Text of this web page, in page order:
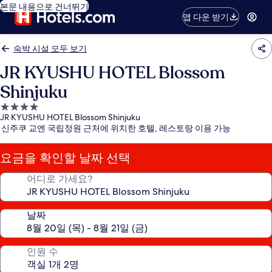
본문 내용으로 건너뛰기
앱 다운 받기
숙박 시설 모두 보기
JR KYUSHU HOTEL Blossom
Shinjuku
4.0
성
급
숙
박
시
JR KYUSHU HOTEL Blossom Shinjuku
신주쿠 교엔 국립정원 근처에 위치한 호텔, 레스토랑 이용 가능
요금을 확인할 날짜 선택
어디로 가세요?
날짜
인원 수